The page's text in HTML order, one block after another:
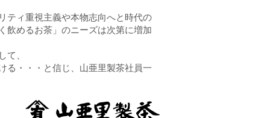
ティ重視主義や本物志向へと時代の
飲めるお茶」のニーズは次第に増加
て、
る・・・と信じ、山亜里製茶社員一